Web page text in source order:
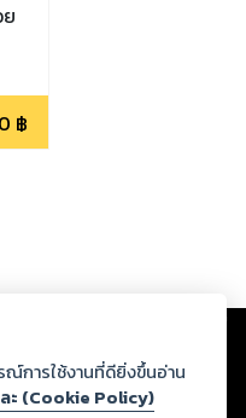
฿
ละปรากฏว่าละเมิดสิทธิใน
มายและศีลธรรม ดังนั้น ผู้อ่าน
ยตนเอง และหากท่านพบว่าส่วน
ณ์การใช้งานที่ดียิ่งขึ้นอ่าน
ะ (Cookie Policy)